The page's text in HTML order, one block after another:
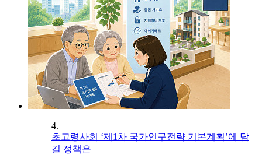
4.
초고령사회 ‘제1차 국가인구전략 기본계획’에 담
길 정책은